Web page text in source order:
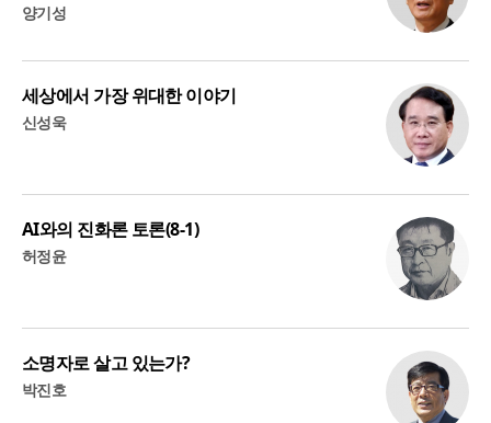
양기성
세상에서 가장 위대한 이야기
신성욱
AI와의 진화론 토론(8-1)
허정윤
소명자로 살고 있는가?
박진호